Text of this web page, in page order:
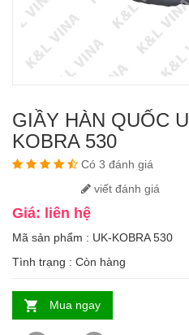
GIẦY HÀN QUỐC
KOBRA 530
Có 3 đánh giá
viết đánh giá
Giá: liên hệ
Mã sản phẩm : UK-KOBRA 530
Tình trạng : Còn hàng
Mua ngay